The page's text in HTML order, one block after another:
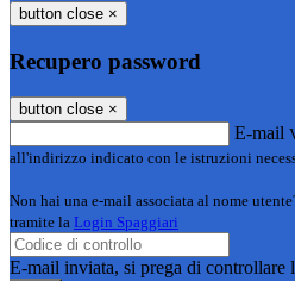
button close ×
Recupero password
button close ×
E-mail
all'indirizzo indicato con le istruzioni
Non hai una e-mail associata al nome
tramite la Login Spaggiari
E-mail inviata, si prega di controllare